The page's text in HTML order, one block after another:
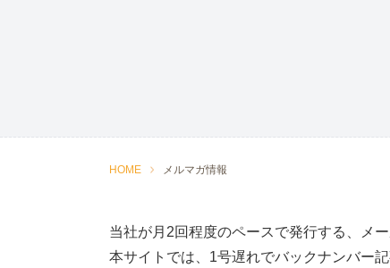
トKIDS
HOME メルマガ情報
当社が月2回程度のペースで発行する、メ
本サイトでは、1号遅れでバックナンバー